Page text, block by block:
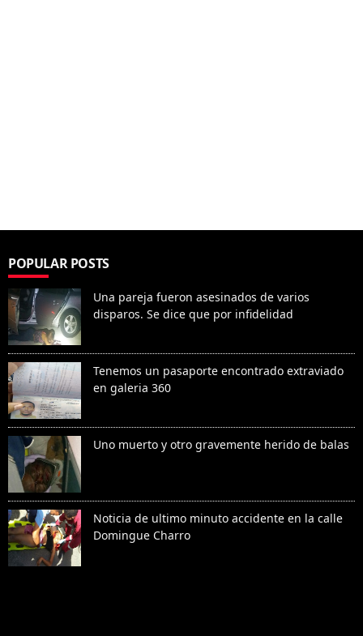
POPULAR POSTS
Una pareja fueron asesinados de varios
disparos. Se dice que por infidelidad
Tenemos un pasaporte encontrado extraviado
en galeria 360
Uno muerto y otro gravemente herido de balas
Noticia de ultimo minuto accidente en la calle
Domingue Charro